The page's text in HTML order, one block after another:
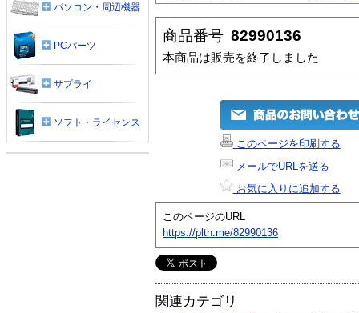
商品番号 82990136
本商品は販売を終了しました
このページを印刷する
メールでURLを送る
お気に入りに追加する
このページのURL
https://plth.me/82990136
関連カテゴリ
パソコン・周辺機器
PCパーツ
サプライ
ソフト・ライセンス